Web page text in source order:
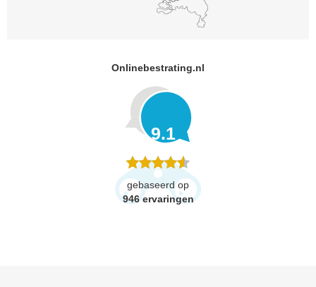
Onlinebestrating.nl
9.1
gebaseerd op
946 ervaringen